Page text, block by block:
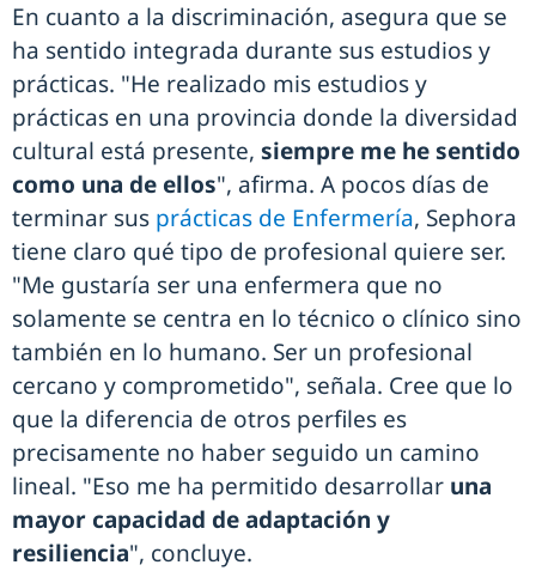
En cuanto a la discriminación, asegura que se
ha sentido integrada durante sus estudios y
prácticas. "He realizado mis estudios y
prácticas en una provincia donde la diversidad
cultural está presente, siempre me he sentido
como una de ellos", afirma. A pocos días de
terminar sus prácticas de Enfermería, Sephora
tiene claro qué tipo de profesional quiere ser.
"Me gustaría ser una enfermera que no
solamente se centra en lo técnico o clínico sino
también en lo humano. Ser un profesional
cercano y comprometido", señala. Cree que lo
que la diferencia de otros perfiles es
precisamente no haber seguido un camino
lineal. "Eso me ha permitido desarrollar una
mayor capacidad de adaptación y
resiliencia", concluye.